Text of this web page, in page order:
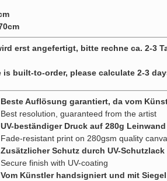
erst angefertigt, bitte rechne ca. 2-3
is built-to-order, please calculate 2-3
Beste Auflösung garantiert, da vom
Best resolution, guaranteed from the artist
UV-beständiger Druck auf 280g
Fade-resistant print on 280gsm quality
Zusätzlicher Schutz durch UV-Schutzlack
Secure finish with UV-coating
Vom Künstler handsigniert und mit